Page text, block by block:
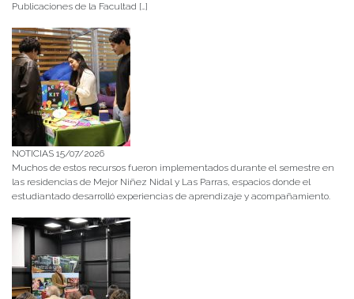
Publicaciones de la Facultad […]
NOTICIAS 15/07/2026
Muchos de estos recursos fueron implementados durante el semestre en
las residencias de Mejor Niñez Nidal y Las Parras, espacios donde el
estudiantado desarrolló experiencias de aprendizaje y acompañamiento.